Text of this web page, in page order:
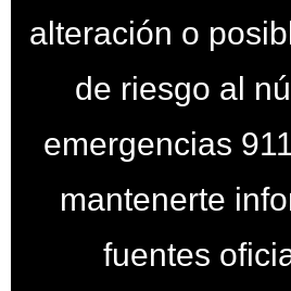
alteración o
de riesgo al
emergencias
mantenerte
fuentes